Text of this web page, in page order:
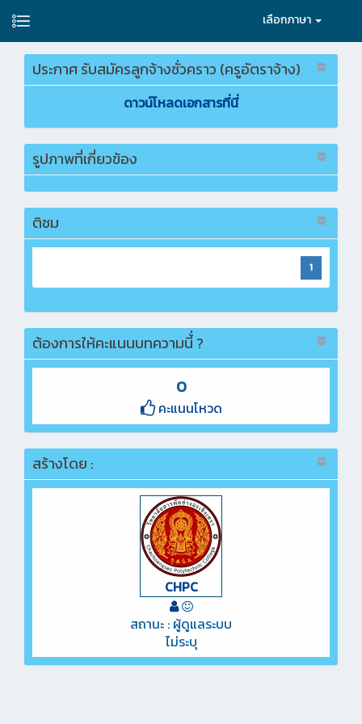
เลือกภาษา
ประกาศ รับสมัครลูกจ้างชั่วคราว (ครูอัตราจ้าง)
ดาวน์โหลดเอกสารที่นี่
รูปภาพที่เกี่ยวข้อง
ติชม
1
ต้องการให้คะแนนบทความนี้่ ?
0
คะแนนโหวด
สร้างโดย :
CHPC
สถานะ : ผู้ดูแลระบบ
ไม่ระบุ